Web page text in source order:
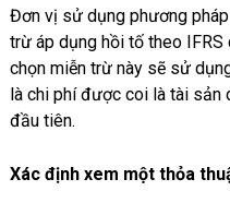
Đơn vị sử dụng phương
trừ áp dụng hồi tố theo
chọn miễn trừ này sẽ sử
là chi phí được coi là tài sản
đầu tiên.
Xác định xem một thỏa